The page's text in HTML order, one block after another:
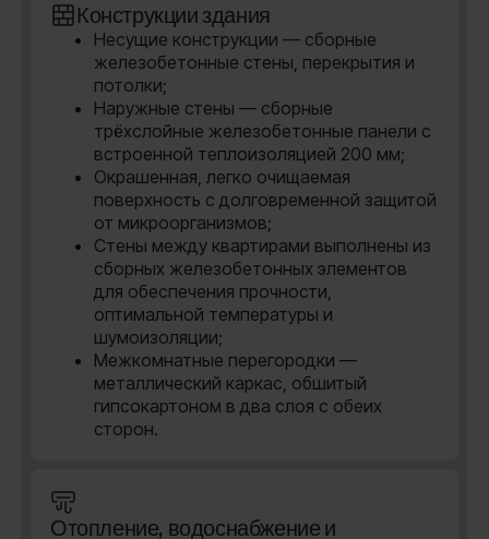
Конструкции здания
Несущие конструкции — сборные
железобетонные стены, перекрытия и
потолки;
Наружные стены — сборные
трёхслойные железобетонные панели с
встроенной теплоизоляцией 200 мм;
Окрашенная, легко очищаемая
поверхность с долговременной защитой
от микроорганизмов;
Стены между квартирами выполнены из
сборных железобетонных элементов
для обеспечения прочности,
оптимальной температуры и
шумоизоляции;
Межкомнатные перегородки —
металлический каркас, обшитый
гипсокартоном в два слоя с обеих
сторон.
Отопление, водоснабжение и